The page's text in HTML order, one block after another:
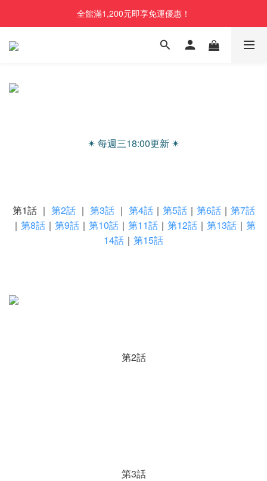
全館滿1,200元即享免運優惠！
✴︎ 每週三18:00更新 ✴︎
第1話 ｜ 第2話｜ 第3話｜ 第4話｜ 第5話｜ 第6話｜ 第7話
｜ 第8話 ｜ 第9話 ｜ 第10話 ｜ 第11話 ｜ 第12話 ｜ 第13話 ｜ 第
14話 ｜ 第15話
第2話
第3話